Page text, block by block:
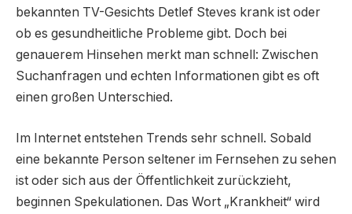
bekannten TV-Gesichts Detlef Steves krank ist oder
ob es gesundheitliche Probleme gibt. Doch bei
genauerem Hinsehen merkt man schnell: Zwischen
Suchanfragen und echten Informationen gibt es oft
einen großen Unterschied.
Im Internet entstehen Trends sehr schnell. Sobald
eine bekannte Person seltener im Fernsehen zu sehen
ist oder sich aus der Öffentlichkeit zurückzieht,
beginnen Spekulationen. Das Wort „Krankheit“ wird